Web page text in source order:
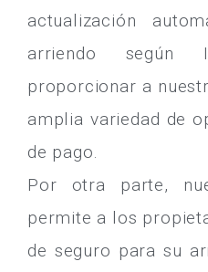
actualización
arriendo según
proporcionar a
amplia variedad de
de pago.
Por otra parte,
permite a los
de seguro para su